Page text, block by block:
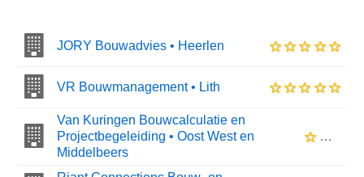
JORY Bouwadvies • Heerlen
VR Bouwmanagement • Lith
Van Kuringen Bouwcalculatie en
Projectbegeleiding • Oost West en
Middelbeers